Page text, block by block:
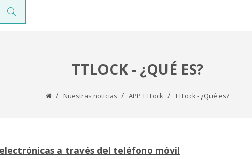
TTLOCK - ¿QUÉ ES?
Nuestras noticias APP TTLock TTLock - ¿Qué es?
a través del teléfono móvil